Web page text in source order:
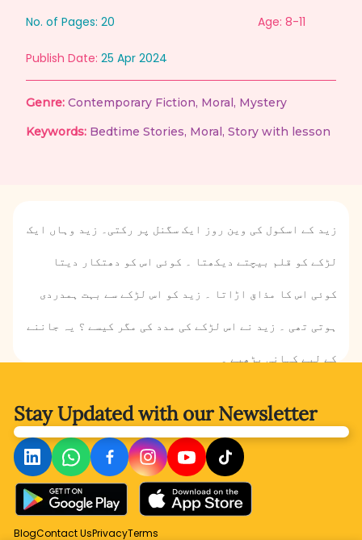
No. of Pages: 20 Age: 8-11
Publish Date: 25 Apr 2024
Genre: Contemporary Fiction, Moral, Mystery
Keywords: Bedtime Stories, Moral, Story with lesson
زید کے اسکول کی وین روز ایک سگنل پر رکتی۔ زید وہاں ایک
لڑکے کو قلم بیچتے دیکھتا ۔ کوئی اس کو دھتکار دیتا
کوئی اس کا مذاق اڑاتا ۔ زید کو اس لڑکے سے بہت ہمدردی
ہوتی تھی ۔ زید نے اس لڑکے کی مدد کی مگر کیسے ؟ یہ جاننے
کے لیے کہانی پڑھیے ۔
Stay Updated withour Newsletter
BlogContact UsPrivacyTerms